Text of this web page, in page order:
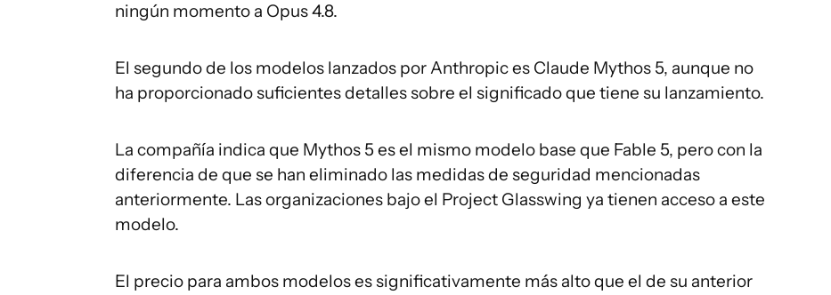
ningún momento a Opus 4.8.
El segundo de los modelos lanzados por Anthropic es Claude Mythos 5, aunque no
ha proporcionado suficientes detalles sobre el significado que tiene su lanzamiento.
La compañía indica que Mythos 5 es el mismo modelo base que Fable 5, pero con la
diferencia de que se han eliminado las medidas de seguridad mencionadas
anteriormente. Las organizaciones bajo el Project Glasswing ya tienen acceso a este
modelo.
El precio para ambos modelos es significativamente más alto que el de su anterior